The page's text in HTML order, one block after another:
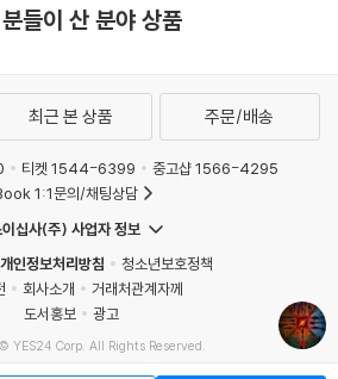
들이 산 분야 상품
최근 본 상품 주문/배송
티켓 1544-6399
중고샵 1566-4295
1:1문의/채팅상담
십사(주) 사업자 정보
개인정보처리방침
청소년보호정책
회사소개
거래처관계자께
도서홍보
광고
YES24 Corp. All Rights Reserved.